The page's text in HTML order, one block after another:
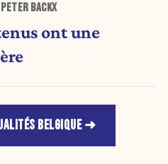
BACKX
ont une
BELGIQUE